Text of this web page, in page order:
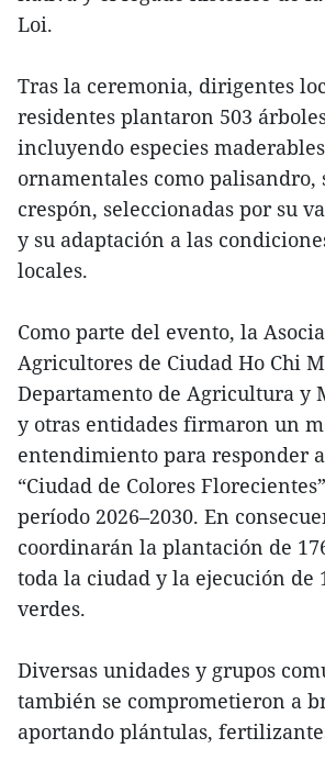
Loi.
Tras la ceremonia, dirigentes
residentes plantaron 503
incluyendo especies
ornamentales como palisandro,
crespón, seleccionadas por su
y su adaptación a las
locales.
Como parte del evento, la
Agricultores de Ciudad Ho Chi
Departamento de Agricultura y
y otras entidades firmaron un
entendimiento para responder
“Ciudad de Colores
período 2026–2030. En
coordinarán la plantación de
toda la ciudad y la ejecución de
verdes.
Diversas unidades y grupos
también se comprometieron a
aportando plántulas,